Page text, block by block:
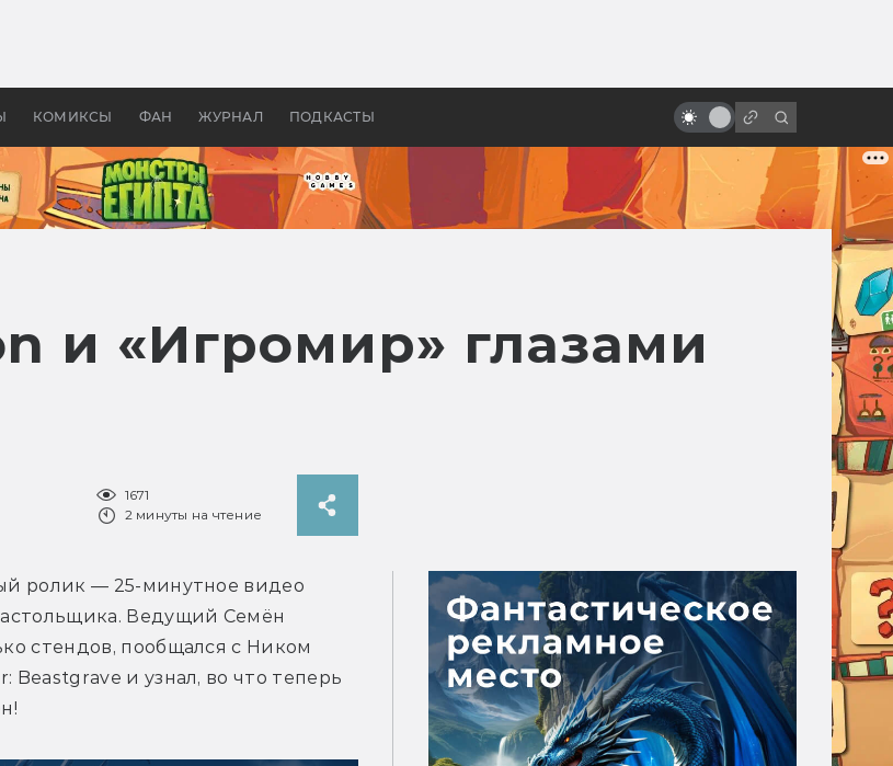
КОМИКСЫ ФАН ЖУРНАЛ ПОДКАСТЫ
—
бы «Властелина колец»
Гигер и сотворение «Чужого»
и «Игромир» глазами
1671
2 минуты на чтение
ролик — 25-минутное видео
Ведущий Семён
стендов, пообщался с Ником
Beastgrave и узнал, во что теперь